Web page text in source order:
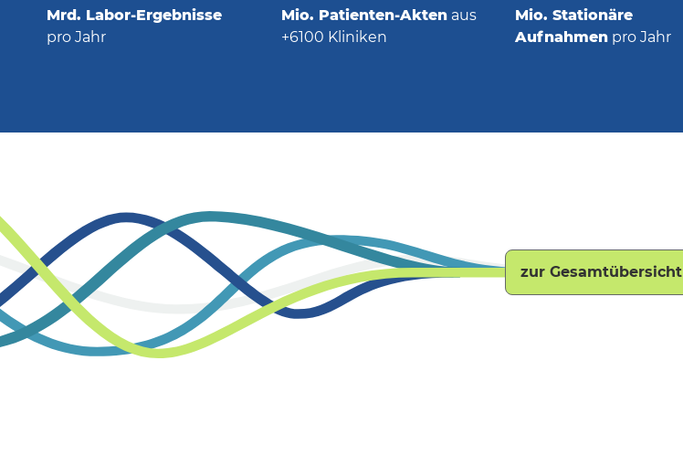
Mrd. Labor-Ergebnisse
pro Jahr
Mio. Patienten-Aktenaus
+6100 Kliniken
Mio. Stationäre
Aufnahmenpro Jahr
zur Gesamtübersicht